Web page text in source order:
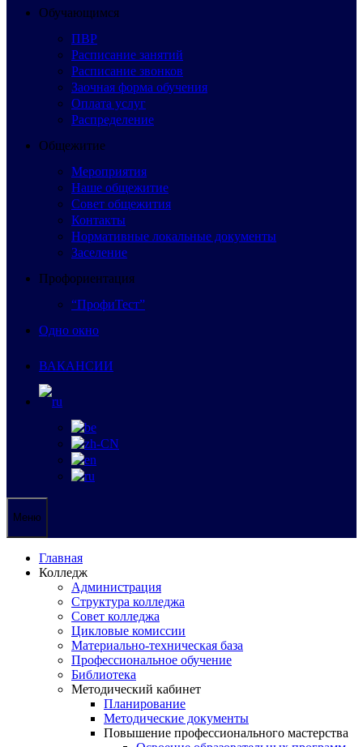
Обучающимся
ПВР
Расписание занятий
Расписание звонков
Заочная форма обучения
Оплата услуг
Распределение
Общежитие
Мероприятия
Наше общежитие
Совет общежития
Контакты
Нормативные локальные документы
Заселение
Профориентация
“ПрофиТест”
Одно окно
ВАКАНСИИ
Меню
Главная
Колледж
Администрация
Структура колледжа
Совет колледжа
Цикловые комиссии
Материально-техническая база
Профессиональное обучение
Библиотека
Методический кабинет
Планирование
Методические документы
Повышение профессионального мастерства